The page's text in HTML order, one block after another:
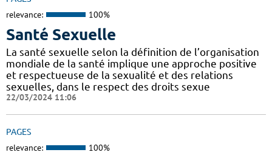
relevance: 100%
Santé Sexuelle
La santé sexuelle selon la définition de l’organisation
mondiale de la santé implique une approche positive
et respectueuse de la sexualité et des relations
sexuelles, dans le respect des droits sexue
22/03/2024 11:06
PAGES
relevance: 100%